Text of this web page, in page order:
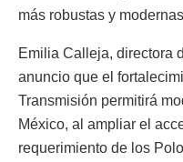
más robustas y
Emilia Calleja, directora
anuncio que el
Transmisión permitirá
México, al ampliar el
requerimiento de los